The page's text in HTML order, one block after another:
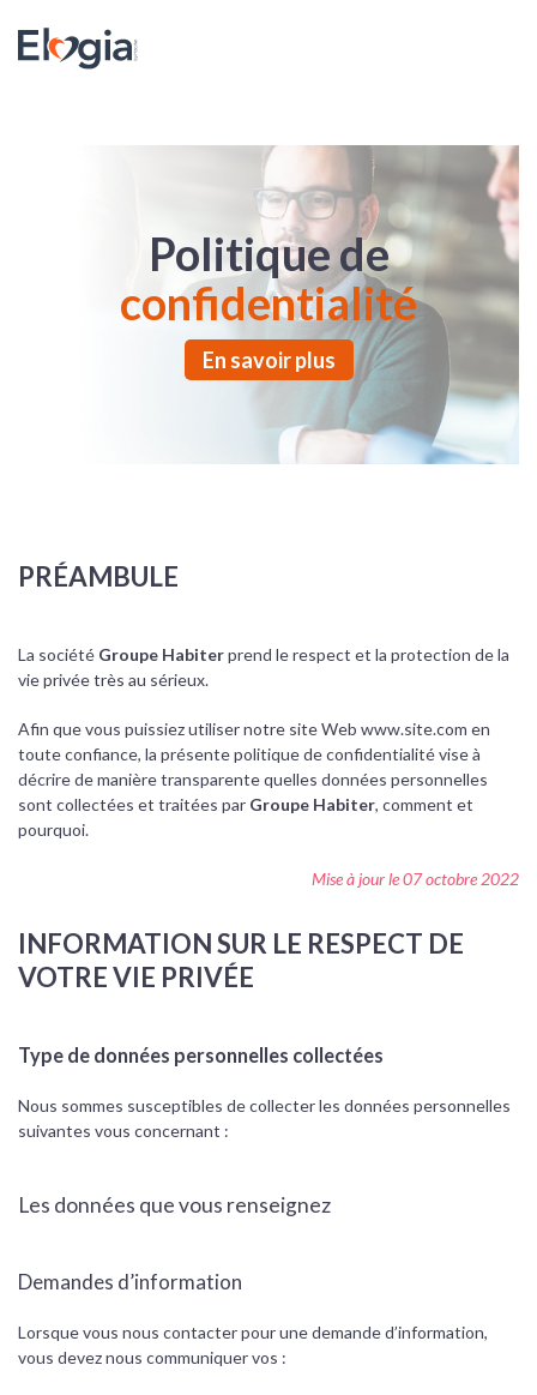
Skip to main content
Politique de
confidentialité
En savoir plus
PRÉAMBULE
La société Groupe Habiterprend le respect et la protection de la
vie privée très au sérieux.
Afin que vous puissiez utiliser notre site Web www.site.com en
toute confiance, la présente politique de confidentialité vise à
décrire de manière transparente quelles données personnelles
sont collectées et traitées par Groupe Habiter, comment et
pourquoi.
Mise à jour le 07 octobre 2022
INFORMATION SUR LE RESPECT DE
VOTRE VIE PRIVÉE
Type de données personnelles collectées
Nous sommes susceptibles de collecter les données personnelles
suivantes vous concernant :
Les données que vous renseignez
Demandes d’information
Lorsque vous nous contacter pour une demande d’information,
vous devez nous communiquer vos :